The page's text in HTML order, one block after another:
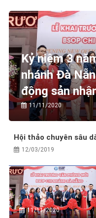
Kỷ niệm 3
nhánh Đà
động sản
11/11/2020
Hội thảo chuyên sâu
12/03/2019
11/11/2020